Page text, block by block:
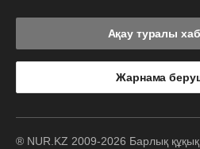
Ақау туралы
Жарнама
® NUR.KZ 2009-2026 Барлық